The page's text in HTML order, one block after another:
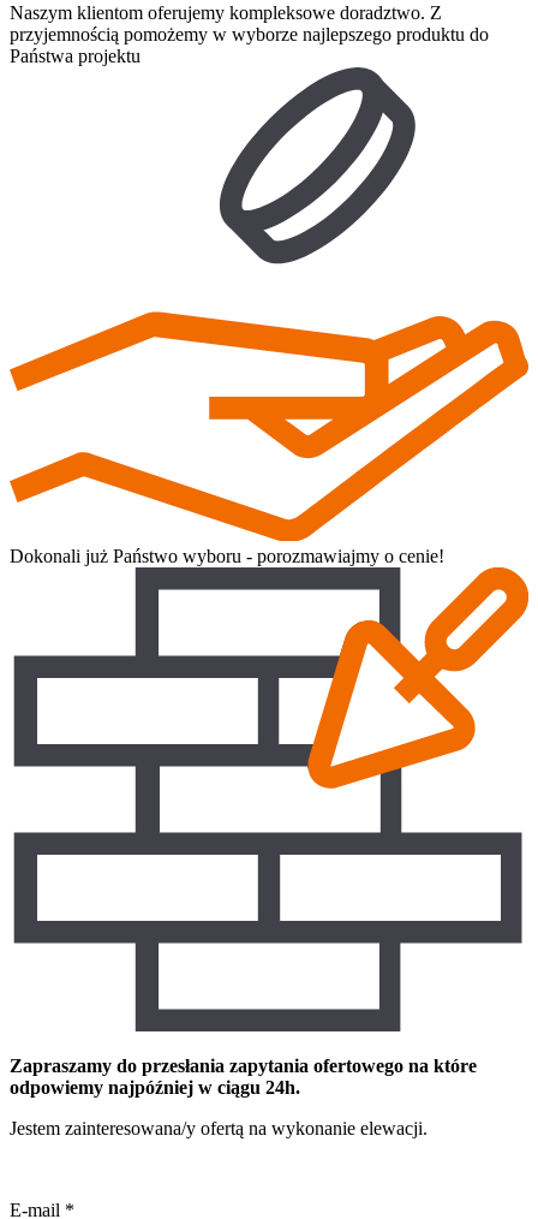
Naszym klientom oferujemy kompleksowe doradztwo. Z
przyjemnością pomożemy w wyborze najlepszego produktu do
Państwa projektu
Dokonali już Państwo wyboru - porozmawiajmy o cenie!
Zapraszamy do przesłania zapytania ofertowego na które
odpowiemy najpóźniej w ciągu 24h.
Jestem zainteresowana/y ofertą na wykonanie elewacji.
E-mail *